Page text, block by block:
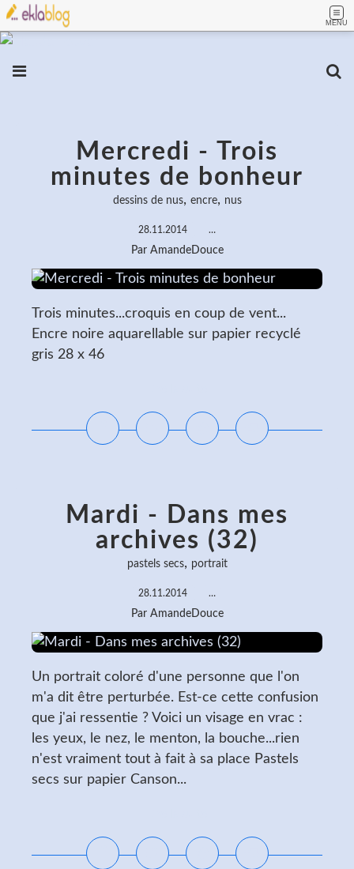
MENU
Mercredi - Trois
minutes de bonheur
dessins de nus, encre, nus
28.11.2014 …
Par AmandeDouce
Trois minutes...croquis en coup de vent...
Encre noire aquarellable sur papier recyclé
gris 28 x 46
Mardi - Dans mes
archives (32)
pastels secs, portrait
28.11.2014 …
Par AmandeDouce
Un portrait coloré d'une personne que l'on
m'a dit être perturbée. Est-ce cette confusion
que j'ai ressentie ? Voici un visage en vrac :
les yeux, le nez, le menton, la bouche...rien
n'est vraiment tout à fait à sa place Pastels
secs sur papier Canson...